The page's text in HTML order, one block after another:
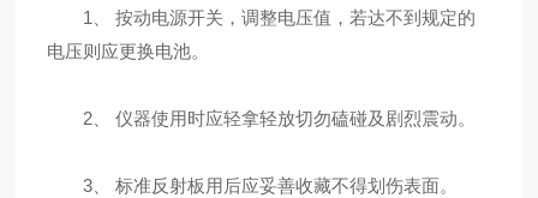
1、 按动电源开关，调整电压值，若达不到规定的
电压则应更换电池。
2、 仪器使用时应轻拿轻放切勿磕碰及剧烈震动。
3、 标准反射板用后应妥善收藏不得划伤表面。